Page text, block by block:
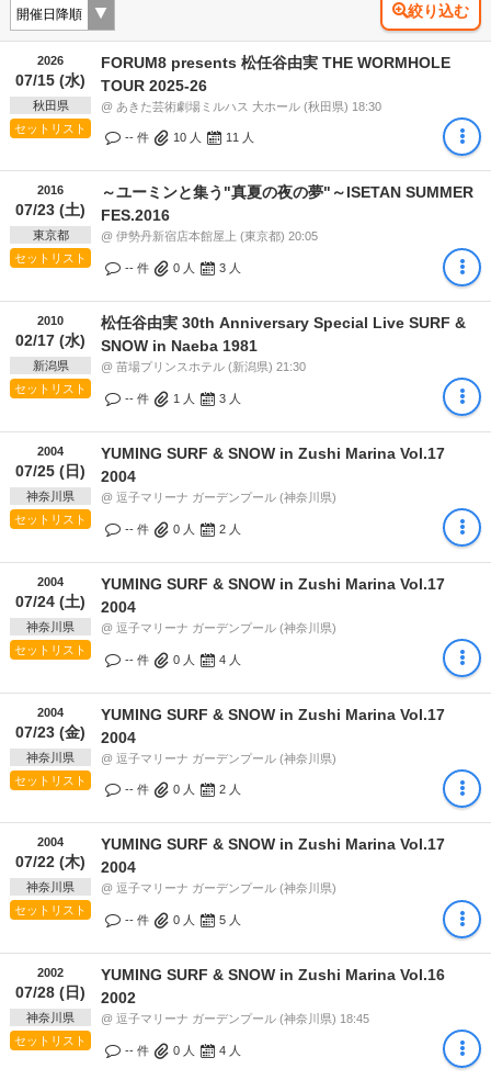
絞り込む
2026
07/15 (水)
秋田県
セットリスト
FORUM8 presents 松任谷由実 THE WORMHOLE
TOUR 2025-26
@ あきた芸術劇場ミルハス 大ホール (秋田県) 18:30
-- 件 10 人 11 人
2016
07/23 (土)
東京都
セットリスト
～ユーミンと集う"真夏の夜の夢"～ISETAN SUMMER
FES.2016
@ 伊勢丹新宿店本館屋上 (東京都) 20:05
-- 件 0 人 3 人
2010
02/17 (水)
新潟県
セットリスト
松任谷由実 30th Anniversary Special Live SURF &
SNOW in Naeba 1981
@ 苗場プリンスホテル (新潟県) 21:30
-- 件 1 人 3 人
2004
07/25 (日)
神奈川県
セットリスト
YUMING SURF & SNOW in Zushi Marina Vol.17
2004
@ 逗子マリーナ ガーデンプール (神奈川県)
-- 件 0 人 2 人
2004
07/24 (土)
神奈川県
セットリスト
YUMING SURF & SNOW in Zushi Marina Vol.17
2004
@ 逗子マリーナ ガーデンプール (神奈川県)
-- 件 0 人 4 人
2004
07/23 (金)
神奈川県
セットリスト
YUMING SURF & SNOW in Zushi Marina Vol.17
2004
@ 逗子マリーナ ガーデンプール (神奈川県)
-- 件 0 人 2 人
2004
07/22 (木)
神奈川県
セットリスト
YUMING SURF & SNOW in Zushi Marina Vol.17
2004
@ 逗子マリーナ ガーデンプール (神奈川県)
-- 件 0 人 5 人
2002
07/28 (日)
神奈川県
セットリスト
YUMING SURF & SNOW in Zushi Marina Vol.16
2002
@ 逗子マリーナ ガーデンプール (神奈川県) 18:45
-- 件 0 人 4 人